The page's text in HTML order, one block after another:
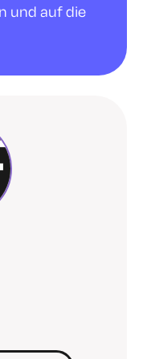
und auf die